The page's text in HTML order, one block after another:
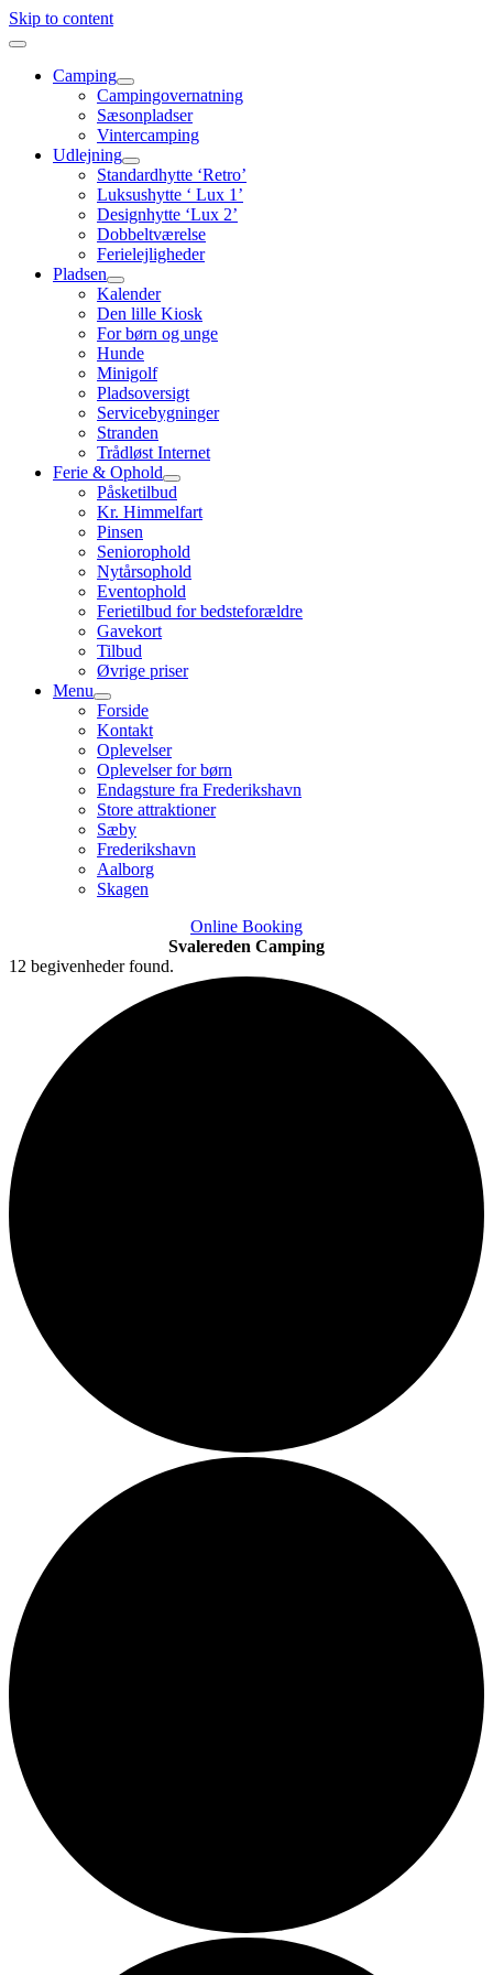
Skip to content
Camping
Campingovernatning
Sæsonpladser
Vintercamping
Udlejning
Standardhytte ‘Retro’
Luksushytte ‘ Lux 1’
Designhytte ‘Lux 2’
Dobbeltværelse
Ferielejligheder
Pladsen
Kalender
Den lille Kiosk
For børn og unge
Hunde
Minigolf
Pladsoversigt
Servicebygninger
Stranden
Trådløst Internet
Ferie & Ophold
Påsketilbud
Kr. Himmelfart
Pinsen
Seniorophold
Nytårsophold
Eventophold
Ferietilbud for bedsteforældre
Gavekort
Tilbud
Øvrige priser
Menu
Forside
Kontakt
Oplevelser
Oplevelser for børn
Endagsture fra Frederikshavn
Store attraktioner
Sæby
Frederikshavn
Aalborg
Skagen
Online Booking
Svalereden Camping
12 begivenheder found.